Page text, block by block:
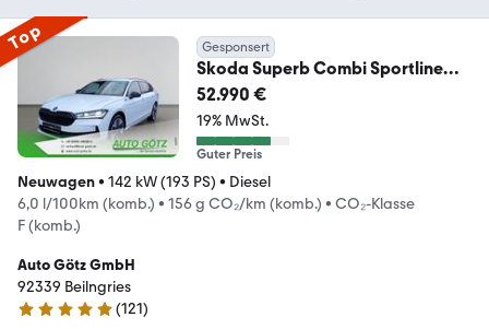
Top Gesponsert
Skoda Superb Combi Sportline
DSG 4x4/AHK/Navi/Kamera/H
52.990 €
19% MwSt.
Guter Preis
Neuwagen• 142 kW (193 PS) • Diesel
6,0 l/100km (komb.) • 156 g CO₂/km (komb.) • CO₂-Klasse
F (komb.)
Auto Götz GmbH
92339 Beilngries
4.9 Sterne
(121)